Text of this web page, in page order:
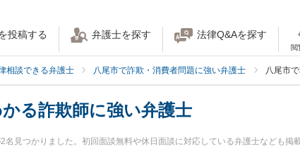
投稿する 弁護士を探す 法律Q&Aを探す
閲
相談できる弁護士 八尾市で詐欺・消費者問題に強い弁護士 八尾市
る詐欺師に強い弁護士
見つかりました。初回面談無料や休日面談に対応している弁護士なども掲